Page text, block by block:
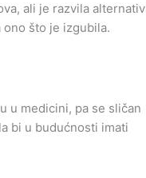
ali je razvila
što je izgubila.
u medicini, pa se sličan
bi u budućnosti imati